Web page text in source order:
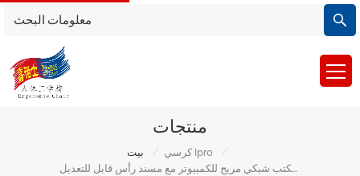
منتجات
بيت / كرسي Ipro
/
كرسي مكتب شبكي مريح للكمبيوتر مع مسند رأس قابل للتعديل